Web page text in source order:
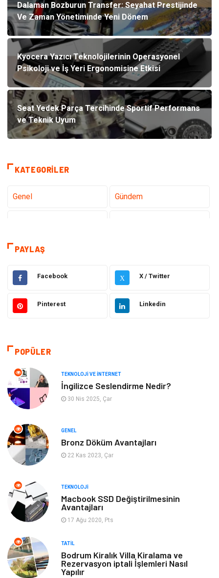
Dalaman Bozburun Transfer: Seyahat Prestijinde
Ve Zaman Yönetiminde Yeni Dönem
Kyocera Yazıcı Teknolojilerinin Operasyonel
Psikoloji ve İş Yeri Ergonomisine Etkisi
Seat Yedek Parça Tercihinde Sportif Performans
ve Teknik Uyum
KATEGORILER
Genel Gündem
Sağlık
Teknoloji ve İnternet Hukuk
Elektrik ve Elektronik Gıda
Otomotiv
Tanıtıcı Reklam Güzellik & Bakım
Giyim
Mobilya
Tekstil Genel Kültür
Turizm Spor Malzemeleri
Hediyelik Eşya
oyun alanları
Blogroll
PAYLAŞ
Facebook X X / Twitter
Pinterest Linkedin
POPÜLER
TEKNOLOJI VE İNTERNET
İngilizce Seslendirme Nedir?
30 Nis 2025, Çar
GENEL
Bronz Döküm Avantajları
22 Kas 2023, Çar
TEKNOLOJI
Macbook SSD Değiştirilmesinin
Avantajları
17 Ağu 2020, Pts
TATIL
Bodrum Kiralık Villa Kiralama ve
Rezervasyon iptali İşlemleri Nasıl
Yapılır